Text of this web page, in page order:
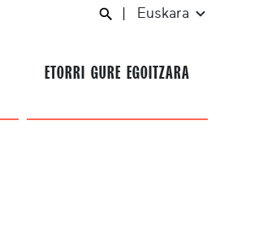
Euskara
ETORRI GURE EGOITZARA